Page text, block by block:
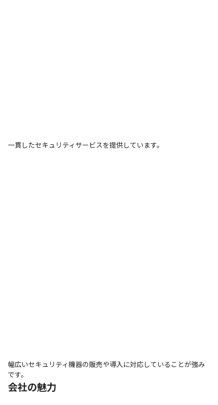
一貫したセキュリティサービスを提供しています。
幅広いセキュリティ機器の販売や導入に対応していることが強み
です。
会社の魅力